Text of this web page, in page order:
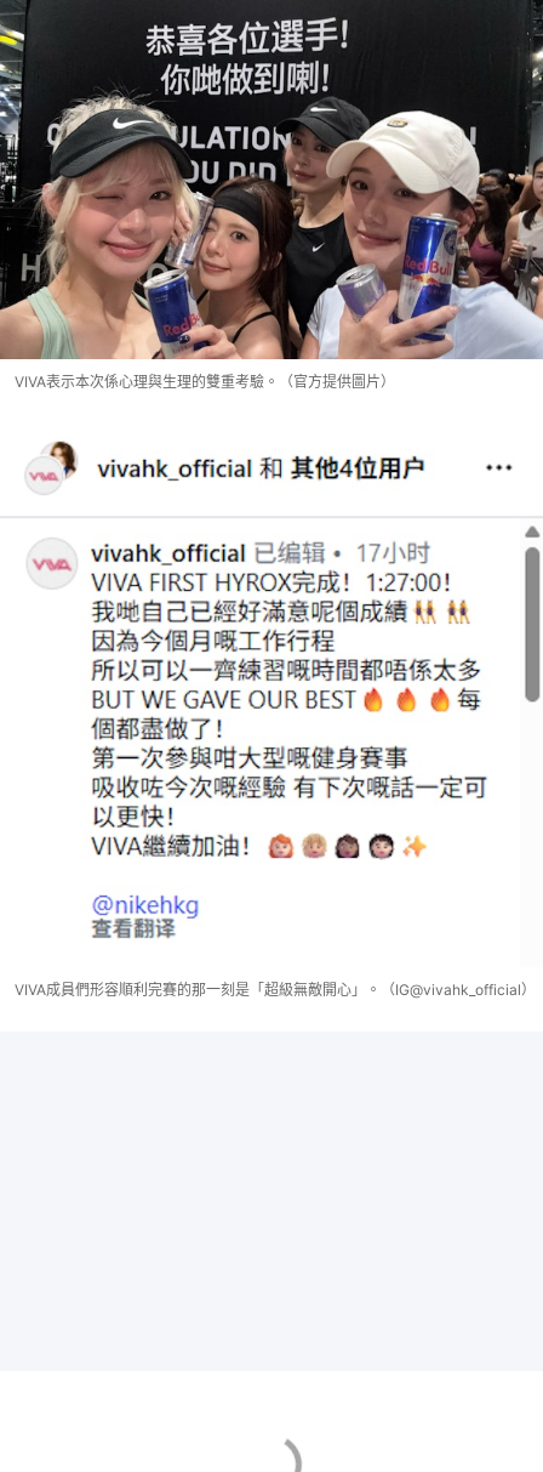
VIVA表示本次係心理與生理的雙重考驗。（官方提供圖片）
VIVA成員們形容順利完賽的那一刻是「超級無敵開心」。（IG@vivahk_official）